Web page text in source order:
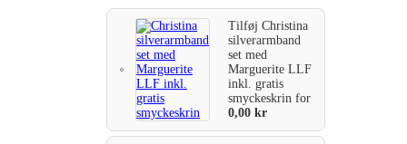
TilføjChristina
silverarmband
set med
Marguerite LLF
inkl. gratis
smyckeskrinfor
0,00kr